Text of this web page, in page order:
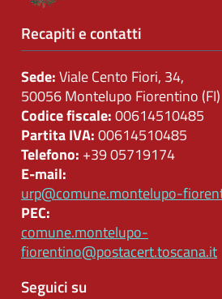
Recapiti e contatti
Sede:Viale Cento Fiori, 34,
50056 Montelupo Fiorentino (FI)
Codice fiscale:00614510485
Partita IVA:00614510485
Telefono: +39 05719174
E-mail:
urp@comune.montelupo-
PEC:
comune.montelupo-
fiorentino@postacert.toscana.it
Seguici su